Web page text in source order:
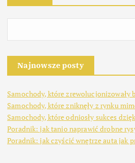
Najnowsze posty
Samochody, które zrewolucjonizowały
Samochody, które zniknęły z rynku
Samochody, które odniosły sukces
Poradnik: jak tanio naprawić drobne
Poradnik: jak czyścić wnętrze auta jak